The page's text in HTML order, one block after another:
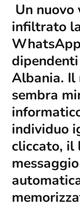
Un nuovo
infiltrato
Albania. Il
sembra
individuo
cliccato, il